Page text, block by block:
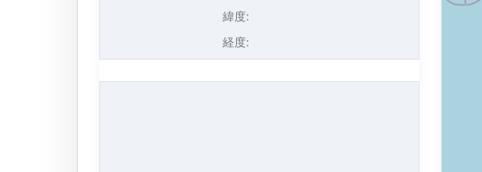
緯度:
経度: